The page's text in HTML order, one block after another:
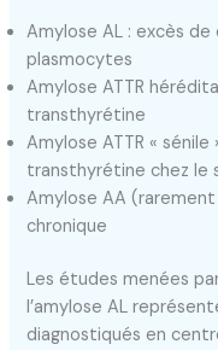
Amylose AL : excès
plasmocytes
Amylose ATTR
transthyrétine
Amylose ATTR «
transthyrétine chez le
Amylose AA
chronique
Les études menées
l’amylose AL
diagnostiqués en